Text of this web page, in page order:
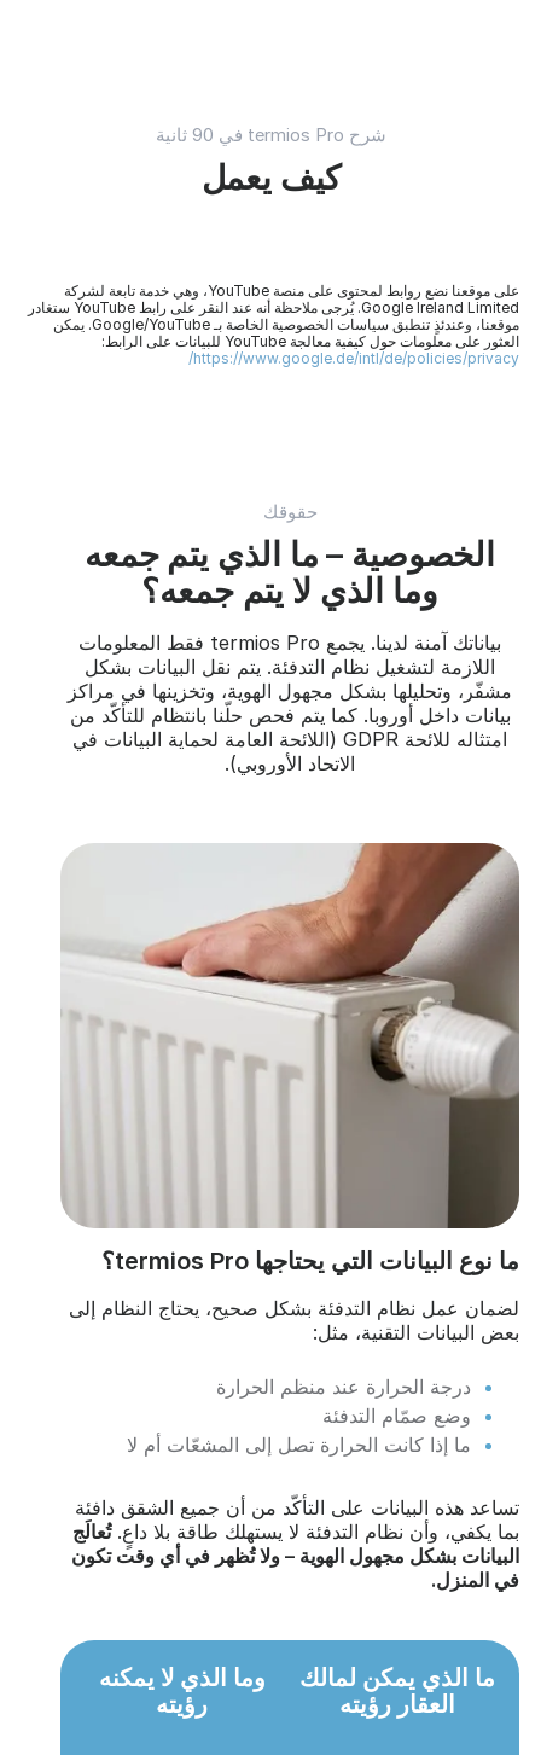
شرح termios Pro في 90 ثانية
كيف يعمل
على موقعنا نضع روابط لمحتوى على منصة YouTube، وهي خدمة تابعة لشركة
Google Ireland Limited. يُرجى ملاحظة أنه عند النقر على رابط YouTube ستغادر
موقعنا، وعندئذٍ تنطبق سياسات الخصوصية الخاصة بـ Google/YouTube. يمكن
العثور على معلومات حول كيفية معالجة YouTube للبيانات على الرابط:
https://www.google.de/intl/de/policies/privacy/
حقوقك
الخصوصية – ما الذي يتم جمعه
وما الذي لا يتم جمعه؟
بياناتك آمنة لدينا. يجمع termios Pro فقط المعلومات
اللازمة لتشغيل نظام التدفئة. يتم نقل البيانات بشكل
مشفّر، وتحليلها بشكل مجهول الهوية، وتخزينها في مراكز
بيانات داخل أوروبا. كما يتم فحص حلّنا بانتظام للتأكّد من
امتثاله للائحة GDPR (اللائحة العامة لحماية البيانات في
الاتحاد الأوروبي).
ما نوع البيانات التي يحتاجها termios Pro؟
لضمان عمل نظام التدفئة بشكل صحيح، يحتاج النظام إلى
بعض البيانات التقنية، مثل:
درجة الحرارة عند منظم الحرارة
وضع صمّام التدفئة
ما إذا كانت الحرارة تصل إلى المشعّات أم لا
تساعد هذه البيانات على التأكّد من أن جميع الشقق دافئة
بما يكفي، وأن نظام التدفئة لا يستهلك طاقة بلا داعٍ.تُعالَج
البيانات بشكل مجهول الهوية – ولا تُظهر في أي وقت تكون
في المنزل.
ما الذي يمكن لمالك
العقار رؤيته
وما الذي لا يمكنه
رؤيته